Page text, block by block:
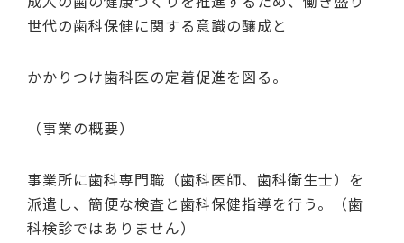
世代の歯科保健に関する意識の醸成と
かかりつけ歯科医の定着促進を図る。
（事業の概要）
事業所に歯科専門職（歯科医師、歯科衛生士）を
派遣し、簡便な検査と歯科保健指導を行う。（歯
科検診ではありません）